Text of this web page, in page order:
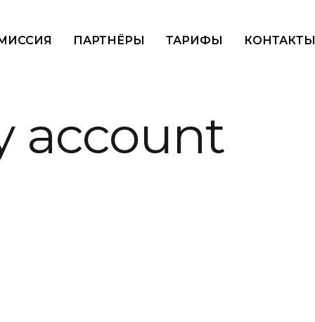
ПАРТНЁРЫ ТАРИФЫ КОНТАКТЫ
account